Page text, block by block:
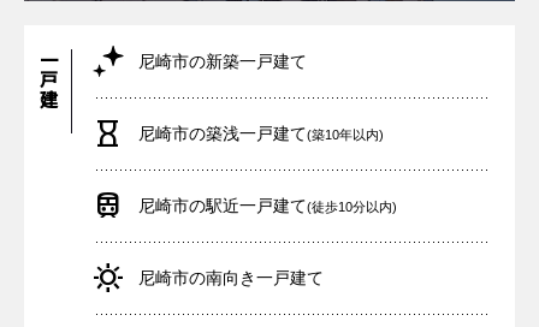
一戸建て 尼崎市の新築一戸建て
尼崎市の築浅一戸建て(築10年以内)
尼崎市の駅近一戸建て(徒歩10分以内)
尼崎市の南向き一戸建て